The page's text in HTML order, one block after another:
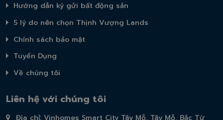
Hướng dẫn ký gửi bất động sản
5 lý do nên chọn Thịnh Vượng Lands
Chính sách bảo mật
Tuyển Dụng
Về chúng tôi
Liên hệ với chúng tôi
Địa chỉ: Vinhomes Smart City Tây Mỗ, Tây Mỗ, Bắc Từ